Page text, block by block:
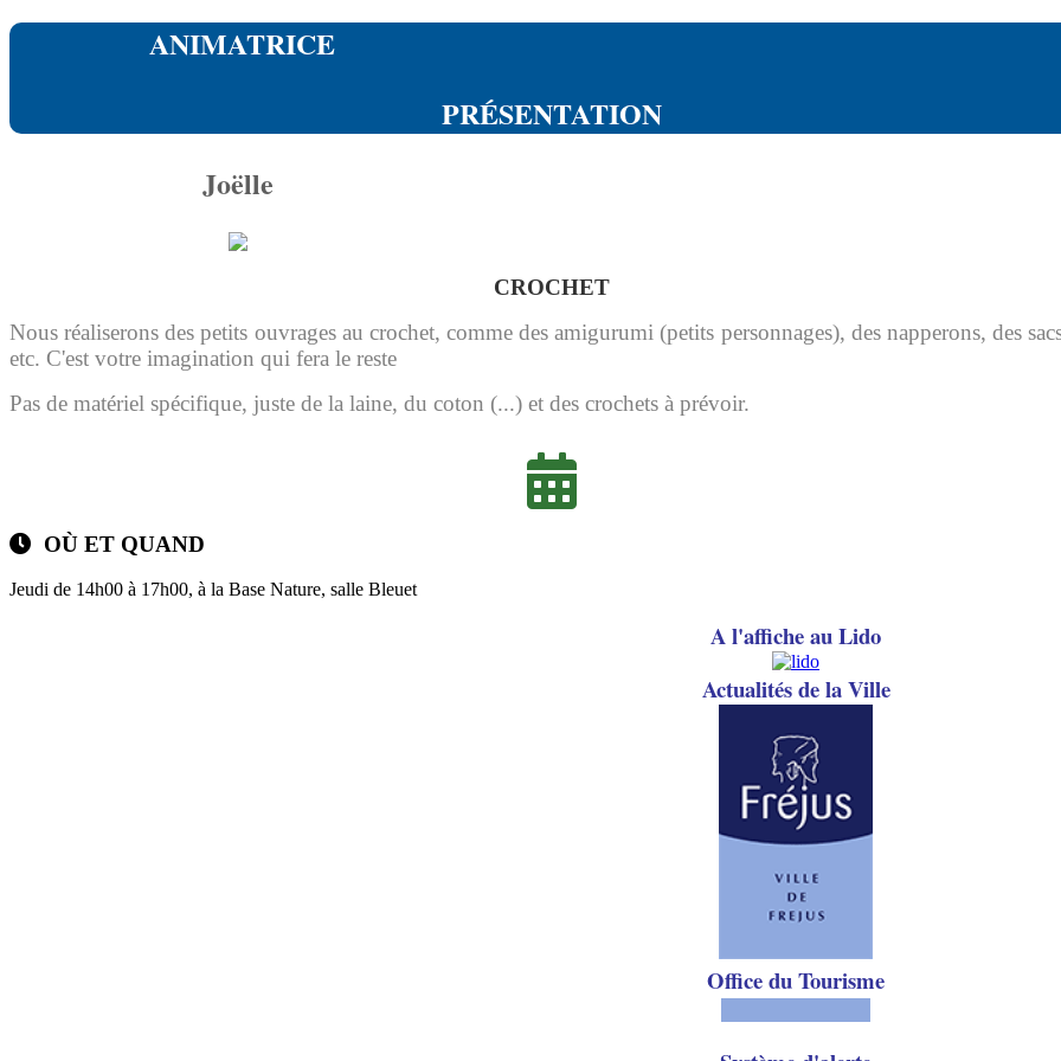
ANIMATRICE
PRÉSENTATION
Joëlle
CROCHET
Nous réaliserons des petits ouvrages au crochet, comme des amigurumi (petits personnages), des napperons, des
etc. C'est votre imagination qui fera le reste
Pas de matériel spécifique, juste de la laine, du coton (...) et des crochets à prévoir.
OÙ ET QUAND
Jeudi de 14h00 à 17h00, à la Base Nature, salle Bleuet
A l'affiche au Lido
Actualités de la Ville
Office du Tourisme